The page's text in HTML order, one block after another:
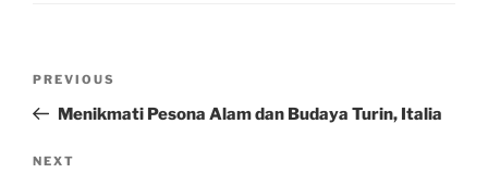
Previous
Post
PREVIOUS
Menikmati Pesona Alam dan Budaya Turin, Italia
Next
NEXT